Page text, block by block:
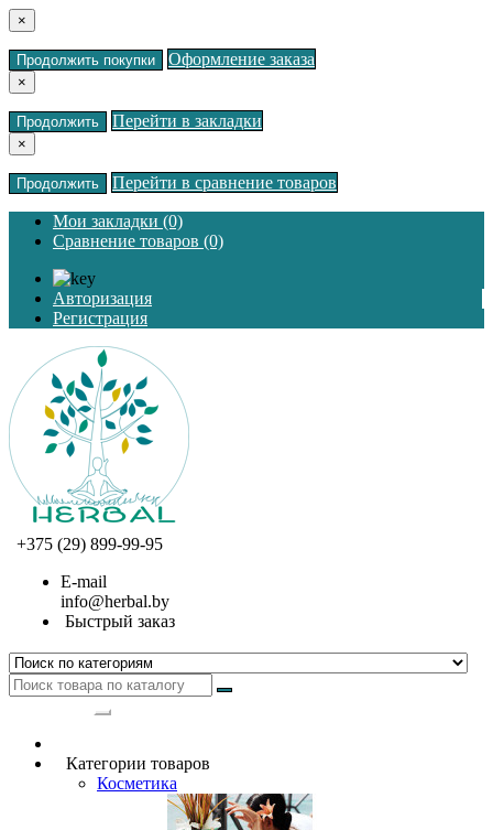
×
Продолжить покупки Оформление заказа
×
Продолжить Перейти в закладки
×
Продолжить Перейти в сравнение товаров
Мои закладки (0)
Сравнение товаров (0)
Авторизация
Регистрация
+375 (29) 899-99-95
E-mail
info@herbal.by
Быстрый заказ
Категории товаров
Косметика